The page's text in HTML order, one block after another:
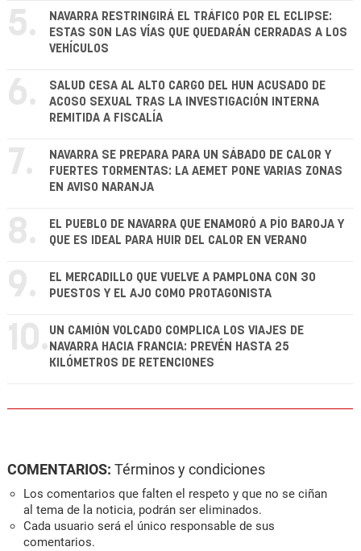
5.
NAVARRA RESTRINGIRÁ EL TRÁFICO POR EL ECLIPSE:
ESTAS SON LAS VÍAS QUE QUEDARÁN CERRADAS A LOS
VEHÍCULOS
6.
SALUD CESA AL ALTO CARGO DEL HUN ACUSADO DE
ACOSO SEXUAL TRAS LA INVESTIGACIÓN INTERNA
REMITIDA A FISCALÍA
7.
NAVARRA SE PREPARA PARA UN SÁBADO DE CALOR Y
FUERTES TORMENTAS: LA AEMET PONE VARIAS ZONAS
EN AVISO NARANJA
8.
EL PUEBLO DE NAVARRA QUE ENAMORÓ A PÍO BAROJA Y
QUE ES IDEAL PARA HUIR DEL CALOR EN VERANO
9.
EL MERCADILLO QUE VUELVE A PAMPLONA CON 30
PUESTOS Y EL AJO COMO PROTAGONISTA
10. UN CAMIÓN VOLCADO COMPLICA LOS VIAJES DE
NAVARRA HACIA FRANCIA: PREVÉN HASTA 25
KILÓMETROS DE RETENCIONES
COMENTARIOS: Términos y condiciones
Los comentarios que falten el respeto y que no se ciñan
al tema de la noticia, podrán ser eliminados.
Cada usuario será el único responsable de sus
comentarios.